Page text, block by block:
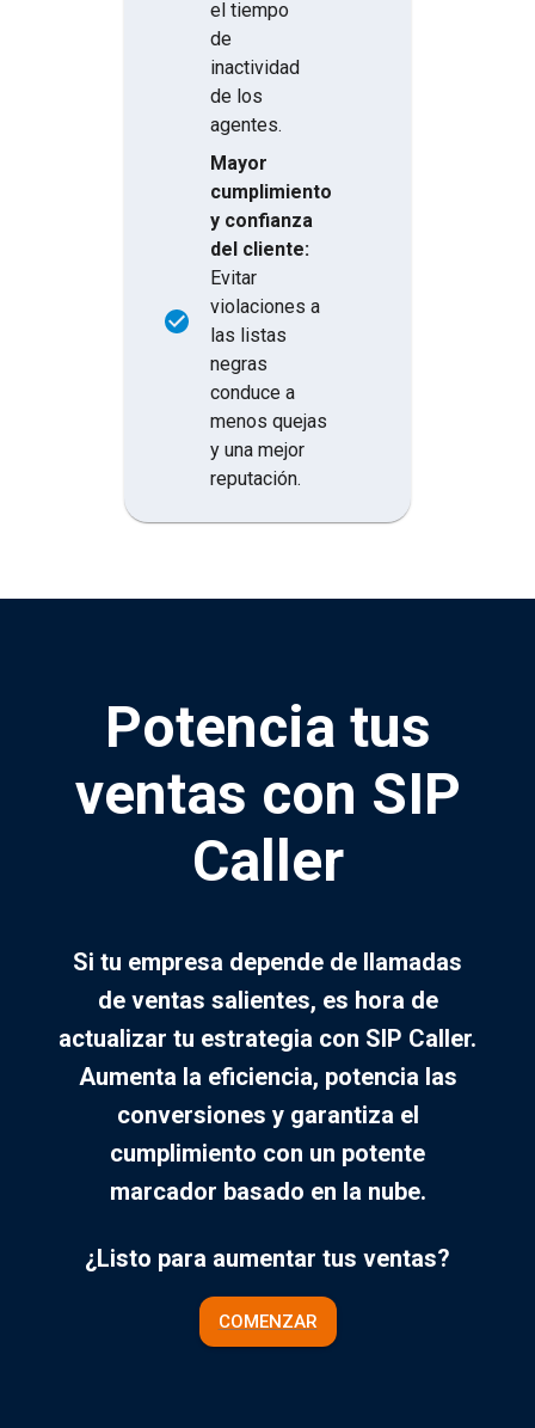
el tiempo
de
inactividad
de los
agentes.
Mayor
cumplimiento
y confianza
del cliente:
Evitar
violaciones a
las listas
negras
conduce a
menos quejas
y una mejor
reputación.
Potencia tus
ventas con SIP
Caller
Si tu empresa depende de llamadas
de ventas salientes, es hora de
actualizar tu estrategia con SIP Caller.
Aumenta la eficiencia, potencia las
conversiones y garantiza el
cumplimiento con un potente
marcador basado en la nube.
¿Listo para aumentar tus ventas?
COMENZAR